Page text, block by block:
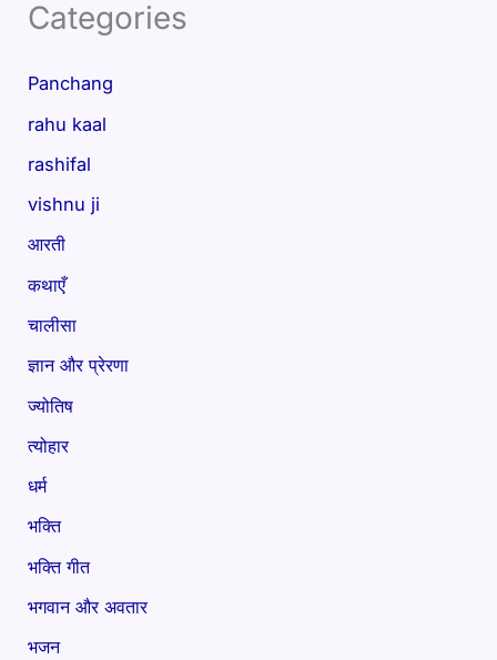
Categories
Panchang
rahu kaal
rashifal
vishnu ji
आरती
कथाएँ
चालीसा
ज्ञान और प्रेरणा
ज्योतिष
त्योहार
धर्म
भक्ति
भक्ति गीत
भगवान और अवतार
भजन